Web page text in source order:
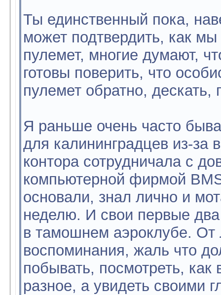
Ты единственный пока,
может подтвердить, как
пулемет, многие думают,
готовы поверить, что
пулемет обратно, дескать,
Я раньше очень часто
для калининградцев из-за
контора сотрудничала с
компьютерной фирмой
основали, знал лично и
неделю. И свои первые
в тамошнем аэроклубе. От
воспоминания, жаль что
побывать, посмотреть,
разное, а увидеть своими